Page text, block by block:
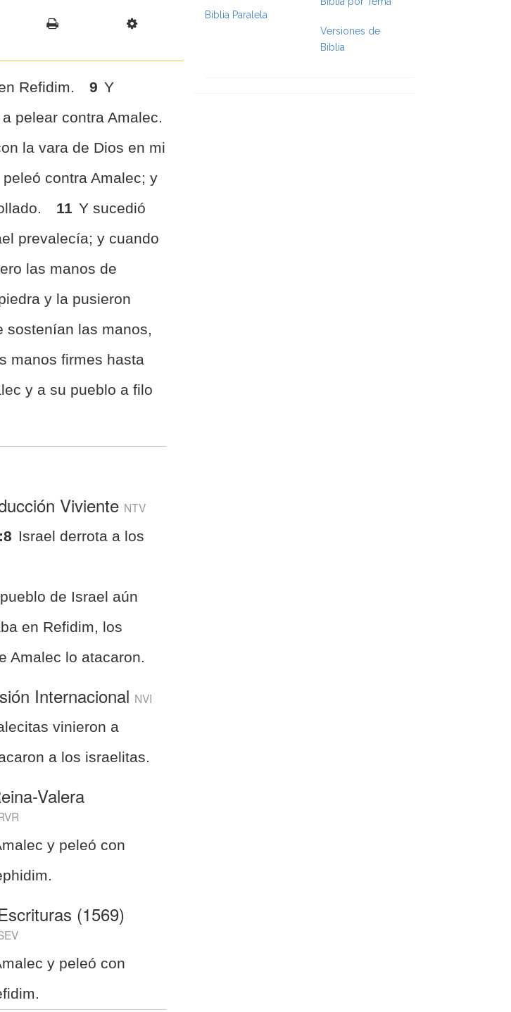
Scripture Formatting
Refidim. 9 Y
pelear contra Amalec.
la vara de Dios en mi
contra Amalec; y
11 Y sucedió
prevalecía; y cuando
las manos de
y la pusieron
sostenían las manos,
manos firmes hasta
y a su pueblo a filo
Viviente NTV
Israel derrota a los
de Israel aún
en Refidim, los
Amalec lo atacaron.
Internacional NVI
vinieron a
a los israelitas.
Valera
y peleó con
(1569)
y peleó con
Biblia Paralela
Versiones de
Biblia